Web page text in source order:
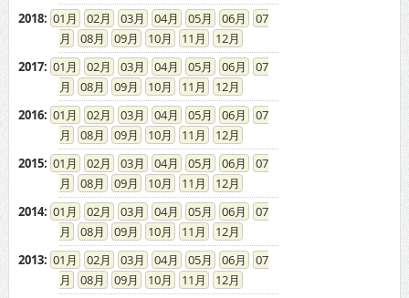
2018: 01 02 03 04 05 06
07
08
09 10 11
12
2017: 01 02 03 04 05 06
07
08
09 10 11
12
2016: 01 02 03 04 05 06
07
08
09 10 11
12
2015: 01 02 03 04 05 06
07
08
09 10 11
12
2014: 01 02 03 04 05 06
07
08
09 10 11
12
2013: 01 02 03 04 05 06
07
08
09 10 11
12